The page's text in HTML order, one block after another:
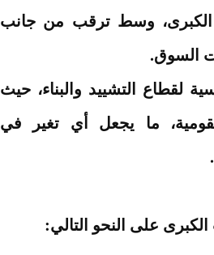
الكبرى، وسط ترقب من جانب
السوق.
لقطاع التشييد والبناء، حيث
ما يجعل أي تغير في
على النحو التالي: